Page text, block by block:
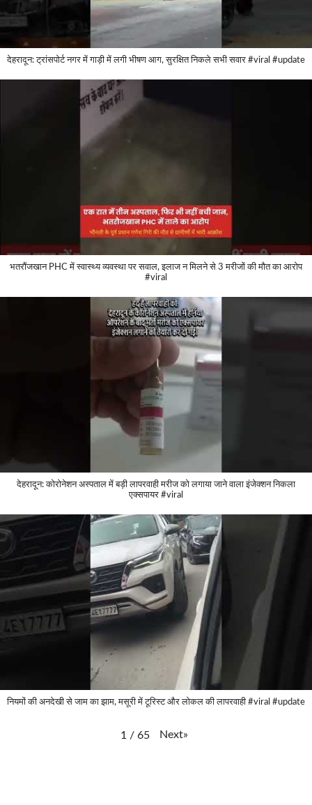
देहरादून: ट्रांसपोर्ट नगर में गाड़ी में लगी भीषण आग, सुरक्षित निकले सभी सवार #viral #update
भतरौंजखान PHC में स्वास्थ्य व्यवस्था पर सवाल, इलाज न मिलने से 3 मरीजों की मौत का आरोप
#viral
देहरादून: कोरोनेशन अस्पताल में बड़ी लापरवाही मरीज को लगाया जाने वाला इंजेक्शन निकला
एक्सपायर #viral
नियमों की अनदेखी से जाम का झाम, मसूरी में टूरिस्ट और लोकल की लापरवाही #viral #update
1 / 65 Next»